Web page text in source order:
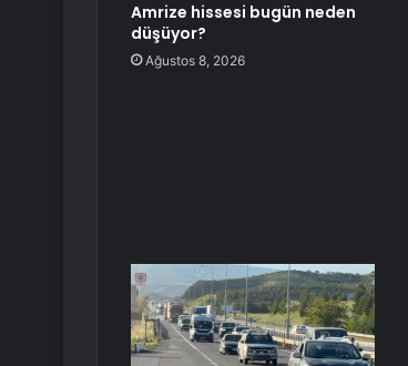
Amrize hissesi bugün neden
düşüyor?
Ağustos 8, 2026